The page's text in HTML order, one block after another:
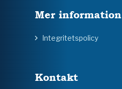
Mer information
Integritetspolicy
Kontakt